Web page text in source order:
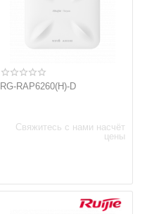
RG-RAP6260(H)-D
Свяжитесь с нами насчёт
цены